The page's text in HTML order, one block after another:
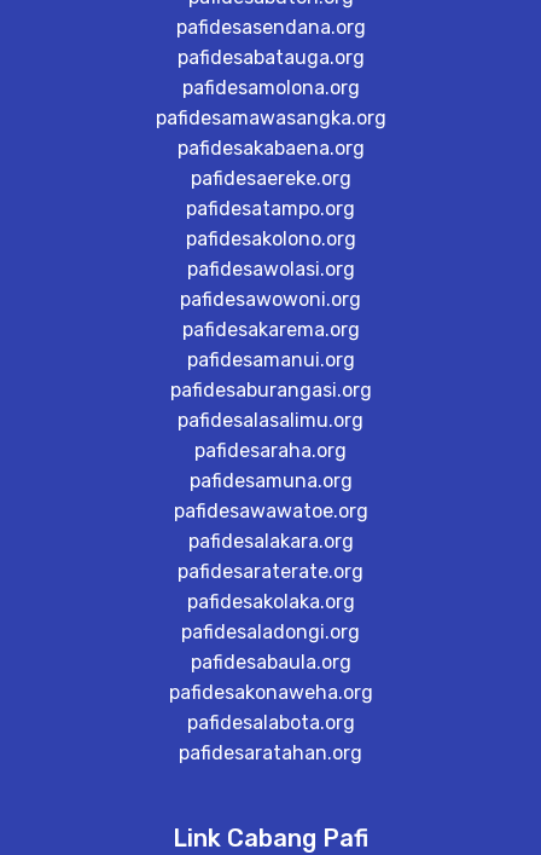
pafidesasendana.org
pafidesabatauga.org
pafidesamolona.org
pafidesamawasangka.org
pafidesakabaena.org
pafidesaereke.org
pafidesatampo.org
pafidesakolono.org
pafidesawolasi.org
pafidesawowoni.org
pafidesakarema.org
pafidesamanui.org
pafidesaburangasi.org
pafidesalasalimu.org
pafidesaraha.org
pafidesamuna.org
pafidesawawatoe.org
pafidesalakara.org
pafidesaraterate.org
pafidesakolaka.org
pafidesaladongi.org
pafidesabaula.org
pafidesakonaweha.org
pafidesalabota.org
pafidesaratahan.org
Link Cabang Pafi